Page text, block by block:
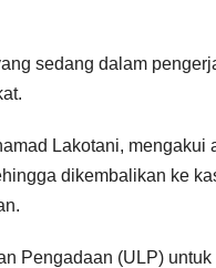
sedang dalam
Lakotani,
dikembalikan ke
Pengadaan (ULP)